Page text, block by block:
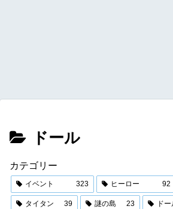
ドール
カテゴリー
イベント 323 ヒーロー 92
タイタン 39 謎の島 23 ド